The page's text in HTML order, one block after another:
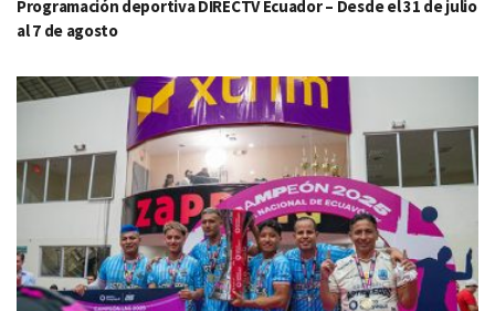
Programación deportiva DIRECTV Ecuador – Desde el 31 de julio
al 7 de agosto